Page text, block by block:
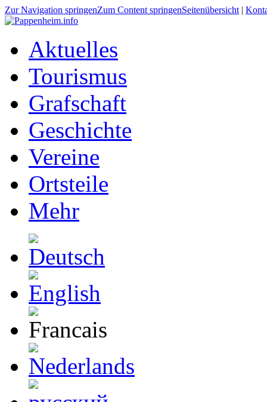
Zur Navigation springenZum Content springenSeitenübersicht |
Aktuelles
Tourismus
Grafschaft
Geschichte
Vereine
Ortsteile
Mehr